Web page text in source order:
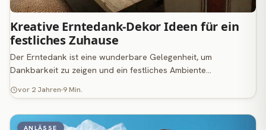
Kreative Erntedank-Dekor Ideen für ein
festliches Zuhause
Der Erntedank ist eine wunderbare Gelegenheit, um
Dankbarkeit zu zeigen und ein festliches Ambiente…
vor 2 Jahren 9 Min.
ANLÄSSE